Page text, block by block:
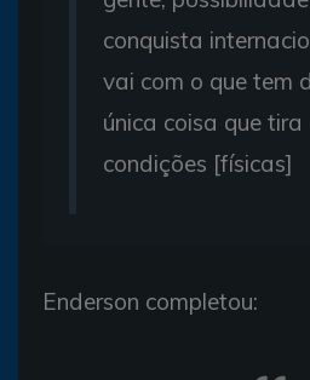
conquista
vai com o que tem
única coisa que
condições [físicas]
Enderson completou: